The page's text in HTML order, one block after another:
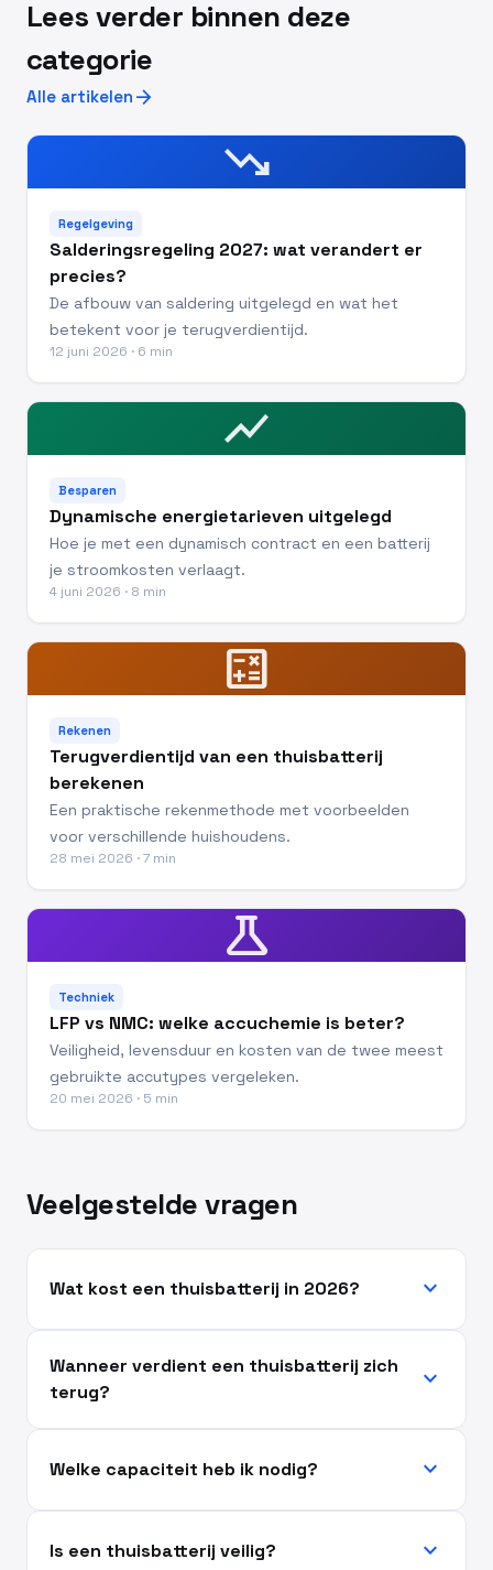
Lees verder binnen deze
categorie
Alle artikelen arrow_forward
trending_down
Regelgeving
Salderingsregeling 2027: wat verandert er
precies?
De afbouw van saldering uitgelegd en wat het
betekent voor je terugverdientijd.
12 juni 2026 · 6 min
show_chart
Besparen
Dynamische energietarieven uitgelegd
Hoe je met een dynamisch contract en een batterij
je stroomkosten verlaagt.
4 juni 2026 · 8 min
calculate
Rekenen
Terugverdientijd van een thuisbatterij
berekenen
Een praktische rekenmethode met voorbeelden
voor verschillende huishoudens.
28 mei 2026 · 7 min
science
Techniek
LFP vs NMC: welke accuchemie is beter?
Veiligheid, levensduur en kosten van de twee meest
gebruikte accutypes vergeleken.
20 mei 2026 · 5 min
Veelgestelde vragen
Wat kost een thuisbatterij in 2026? expand_more
Wanneer verdient een thuisbatterij zich
terug?
expand_more
Welke capaciteit heb ik nodig? expand_more
Is een thuisbatterij veilig? expand_more